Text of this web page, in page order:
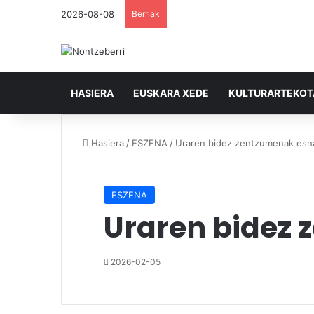
2026-08-08 Berriak
HASIERA EUSKARA XEDE
Hasiera / ESZENA / Uraren bidez zentzumenak
ESZENA
Uraren bidez
2026-02-05